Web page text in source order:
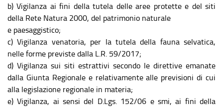
b) Vigilanza ai fini della tutela delle aree protette e del siti
della Rete Natura 2000, del patrimonio naturale
e paesaggistico;
c) Vigilanza venatoria, per la tutela della fauna selvatica,
nelle forme previste dalla L.R. 59/2017;
d) Vigilanza sui siti estrattivi secondo le direttive emanate
dalla Giunta Regionale e relativamente alle previsioni di cui
alla legislazione regionale in materia;
e) Vigilanza, ai sensi del D.Lgs. 152/06 e smi, ai fini della